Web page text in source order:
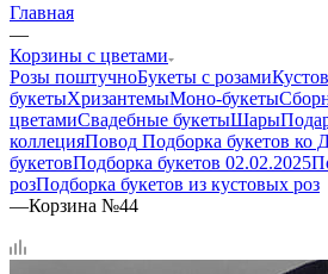
Главная
—
Корзины с цветами
Розы поштучноБукеты с розами
букетыХризантемыМоно-букеты
цветамиСвадебные букетыШары
коллецияПовод Подборка букетов ко
букетовПодборка букетов 02.02.2025
розПодборка букетов из кустовых роз
—Корзина №44